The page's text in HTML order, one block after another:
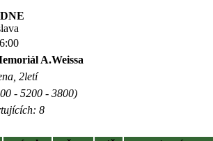
A.Weissa
2letí
- 5200 - 3800)
8